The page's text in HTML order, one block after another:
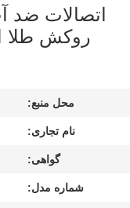
کارخانه
تماس
محل منبع:
نام تجاری:
گواهی:
شماره مدل: